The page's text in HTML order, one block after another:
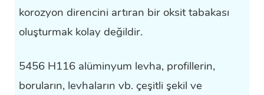
korozyon direncini artıran bir oksit tabakası
oluşturmak kolay değildir.
5456 H116 alüminyum levha, profillerin,
boruların, levhaların vb. çeşitli şekil ve